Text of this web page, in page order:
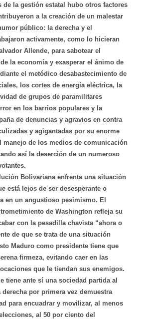
de la gestión estatal hubo otros factores
a la creación de un malestar
público: la derecha y el
activamente, como lo hicieran
Allende, para sabotear el
la economía y exasperar el ánimo de
el metódico desabastecimiento de
los cortes de energía eléctrica, la
de grupos de paramilitares
en los barrios populares y la
de denuncias y agravios en contra
y agigantadas por su enorme
manejo de los medios de comunicación
así la deserción de un numeroso
Bolivariana enfrenta una situación
está lejos de ser desesperante o
en un angustioso pesimismo. El
de Washington refleja su
con la pesadilla chavista “ahora o
de que se trata de una situación
Maduro como presidente tiene que
firmeza, evitando caer en las
que le tiendan sus enemigos.
tiene ante sí una sociedad partida al
por primera vez demuestra
para encuadrar y movilizar, al menos
al 50 por ciento del